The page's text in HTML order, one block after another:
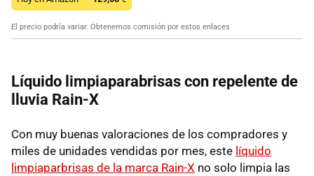
El precio podría variar. Obtenemos comisión por estos enlaces
Líquido limpiaparabrisas con repelente de
lluvia Rain-X
Con muy buenas valoraciones de los compradores y
miles de unidades vendidas por mes, este líquido
limpiaparbrisas de la marca Rain-X no solo limpia las